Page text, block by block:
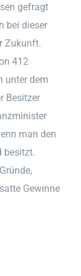
gefragt
bei dieser
Zukunft.
412
unter dem
Besitzer
man den
besitzt.
Gewinne